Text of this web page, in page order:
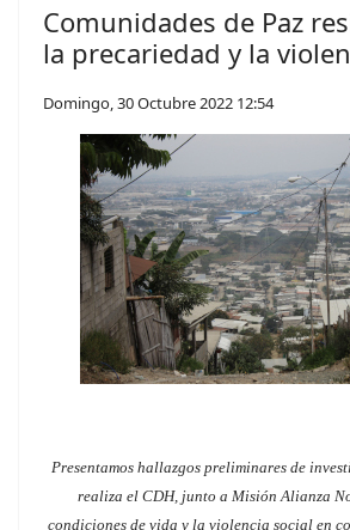
Comunidades de Paz
la precariedad y la
Domingo, 30 Octubre 2022 12:54
Presentamos hallazgos preliminares de
realiza el CDH, junto a Misión Alianza
condiciones de vida y la violencia social en